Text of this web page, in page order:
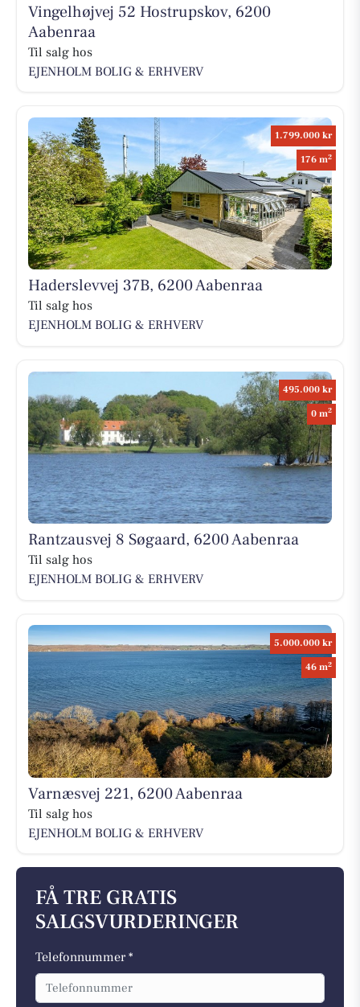
Vingelhøjvej 52 Hostrupskov, 6200
Aabenraa
Til salg hos
EJENHOLM BOLIG & ERHVERV
1.799.000 kr
176 m2
Haderslevvej 37B, 6200 Aabenraa
Til salg hos
EJENHOLM BOLIG & ERHVERV
495.000 kr
0 m2
Rantzausvej 8 Søgaard, 6200 Aabenraa
Til salg hos
EJENHOLM BOLIG & ERHVERV
5.000.000 kr
46 m2
Varnæsvej 221, 6200 Aabenraa
Til salg hos
EJENHOLM BOLIG & ERHVERV
FÅ TRE GRATIS
SALGSVURDERINGER
Telefonnummer *